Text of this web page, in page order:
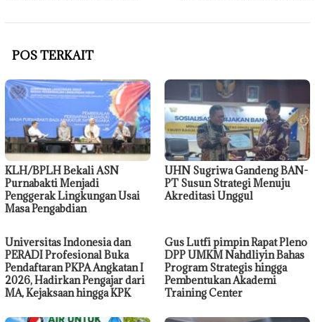
POS TERKAIT
KLH/BPLH Bekali ASN
Purnabakti Menjadi
Penggerak Lingkungan Usai
Masa Pengabdian
UHN Sugriwa Gandeng BAN-
PT Susun Strategi Menuju
Akreditasi Unggul
Universitas Indonesia dan
PERADI Profesional Buka
Pendaftaran PKPA Angkatan I
2026, Hadirkan Pengajar dari
MA, Kejaksaan hingga KPK
Gus Lutfi pimpin Rapat Pleno
DPP UMKM Nahdliyin Bahas
Program Strategis hingga
Pembentukan Akademi
Training Center